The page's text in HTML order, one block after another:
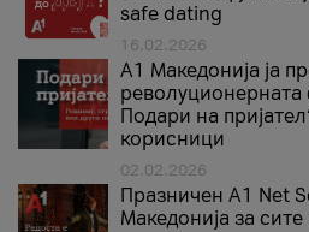
safe dating
16.02.2026
А1 Македонија ја
Подари на
корисници
02.02.2026
Празничен A1 Net
Македонија за